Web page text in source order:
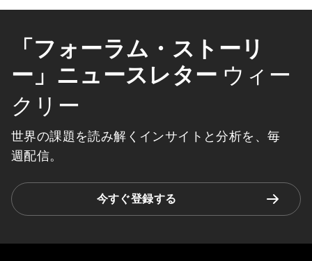
「フォーラム・ストーリ
ー」ニュースレター ウィー
クリー
世界の課題を読み解くインサイトと分析を、毎
週配信。
今すぐ登録する